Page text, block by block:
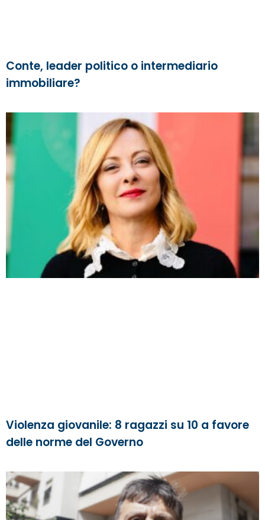
Conte, leader politico o intermediario
immobiliare?
Violenza giovanile: 8 ragazzi su 10 a favore
delle norme del Governo